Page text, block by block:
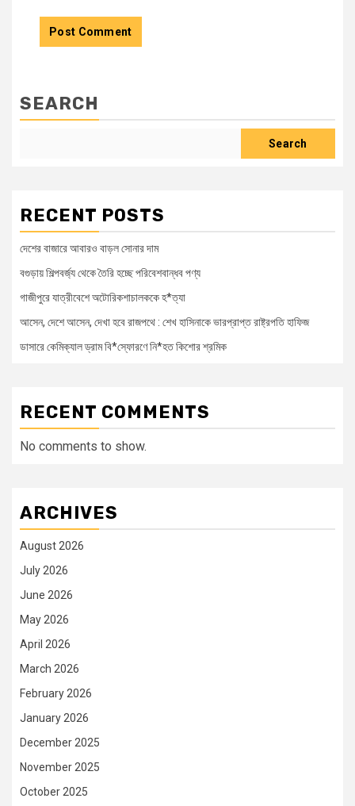
SEARCH
Search
RECENT POSTS
দেশের বাজারে আবারও বাড়ল সোনার দাম
বগুড়ায় শিল্পবর্জ্য থেকে তৈরি হচ্ছে পরিবেশবান্ধব পণ্য
গাজীপুরে যাত্রীবেশে অটোরিকশাচালককে হ*ত্যা
আসেন, দেশে আসেন, দেখা হবে রাজপথে : শেখ হাসিনাকে ভারপ্রাপ্ত রাষ্ট্রপতি হাফিজ
ডাসারে কেমিক্যাল ড্রাম বি*স্ফোরণে নি*হত কিশোর শ্রমিক
RECENT COMMENTS
No comments to show.
ARCHIVES
August 2026
July 2026
June 2026
May 2026
April 2026
March 2026
February 2026
January 2026
December 2025
November 2025
October 2025